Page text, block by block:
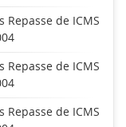
de ICMS
de ICMS
de ICMS